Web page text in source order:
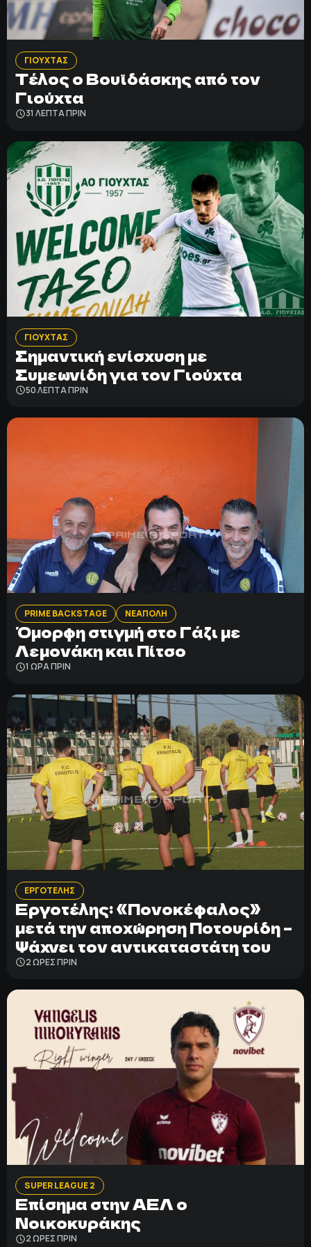
ΠΟΛΙΤΙΚΗ ΑΠΟΡΡΗΤΟΥ
ΓΙΟΥΧΤΑΣ
Τέλος ο Βουϊδάσκης από τον
Γιούχτα
31 ΛΕΠΤΑ ΠΡΙΝ
ΓΙΟΥΧΤΑΣ
Σημαντική ενίσχυση με
Συμεωνίδη για τον Γιούχτα
50 ΛΕΠΤΑ ΠΡΙΝ
PRIME BACKSTAGE ΝΕΑΠΟΛΗ
Όμορφη στιγμή στο Γάζι με
Λεμονάκη και Πίτσο
1 ΩΡΑ ΠΡΙΝ
ΕΡΓΟΤΕΛΗΣ
Εργοτέλης: «Πονοκέφαλος»
μετά την αποχώρηση Ποτουρίδη –
Ψάχνει τον αντικαταστάτη του
2 ΩΡΕΣ ΠΡΙΝ
SUPER LEAGUE 2
Επίσημα στην ΑΕΛ ο
Νοικοκυράκης
2 ΩΡΕΣ ΠΡΙΝ